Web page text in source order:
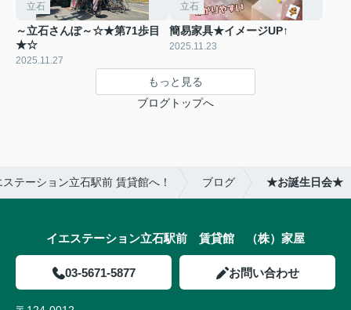
立石
～立石さんぽ～☆★第71歩目
★☆
2025.11.27
立石
簡易家具★イメージUP↑
2025.11.23
もっと見る
ブログトップへ
テーション立石駅前 賃貸館へ！ ブログ ★お誕生日会★
イエステーション立石駅前 賃貸館 （株）家屋
03-5671-5877 お問い合わせ